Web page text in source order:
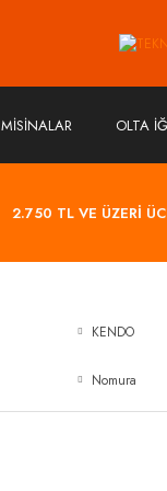
MİSİNALAR OLTA
2.750 TL VE ÜZERİ
KENDO
Nomura